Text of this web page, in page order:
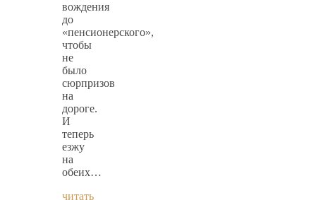
вождения
до
«пенсионерского»,
чтобы
не
было
сюрпризов
на
дороге.
И
теперь
езжу
на
обеих…
читать